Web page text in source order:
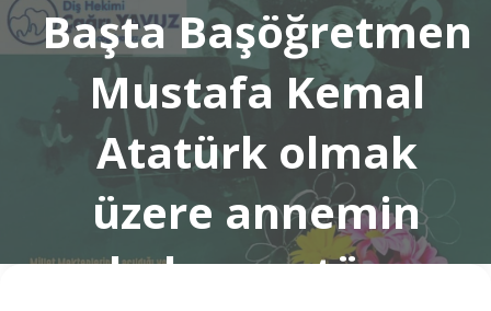
Başta Başöğretmen
Mustafa Kemal
Atatürk olmak
üzere annemin
babamın tüm